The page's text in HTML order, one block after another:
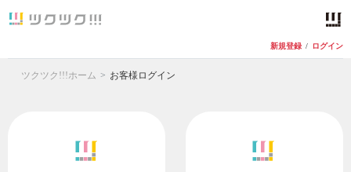
新規登録 / ログイン
ツクツク!!!ホーム お客様ログイン